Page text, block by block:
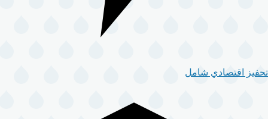
تحفيز اقتصادي شامل